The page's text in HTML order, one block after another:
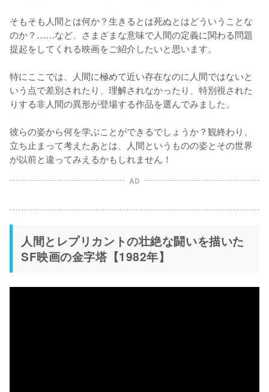
そもそも人間とは何か？生きるとは死ぬとはどういうことな
のか？……など、さまざまな意味で人間の定義に関わる問題
提起をしてくれる映画をご紹介したいと思います。
特にここでは、人間に極めて近い存在なのに人間ではないと
いう点で差別されたり、理解されなかったり、特別視された
りする非人間の異形が登場する作品を選んでみました。
彼らの姿から何を学ぶことができるでしょうか？観終わり、
立ち止まって考えたあとは、人間というものの姿とその世界
AD
人間とレプリカントの壮絶な闘いを描いた
SF映画の金字塔【1982年】